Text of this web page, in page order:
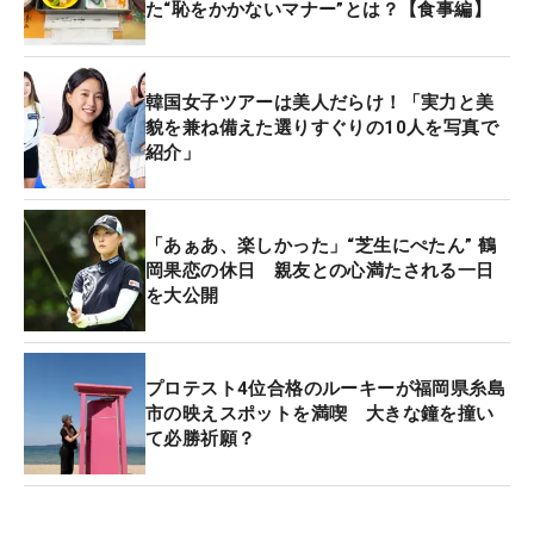
た“恥をかかないマナー”とは？【食事編】
韓国女子ツアーは美人だらけ！「実力と美
貌を兼ね備えた選りすぐりの10人を写真で
紹介」
「あぁあ、楽しかった」“芝生にぺたん” 鶴
岡果恋の休日 親友との心満たされる一日
を大公開
プロテスト4位合格のルーキーが福岡県糸島
市の映えスポットを満喫 大きな鐘を撞い
て必勝祈願？